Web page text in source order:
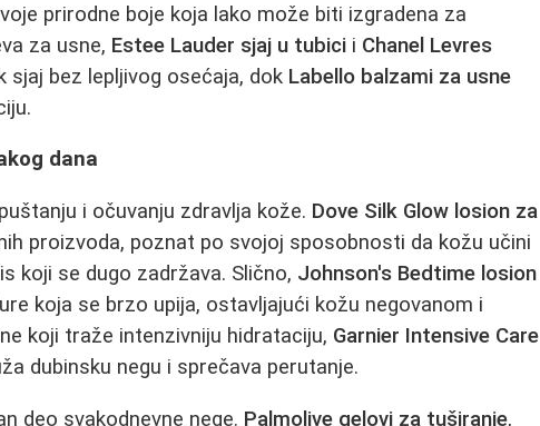
prirodne boje koja lako može biti izgradena za
za usne, Estee Lauder sjaj u tubici i Chanel Levres
sjaj bez lepljivog osećaja, dok Labello balzami za usne
dana
i očuvanju zdravlja kože. Dove Silk Glow losion za
proizvoda, poznat po svojoj sposobnosti da kožu učini
koji se dugo zadržava. Slično, Johnson's Bedtime losion
koja se brzo upija, ostavljajući kožu negovanom i
koji traže intenzivniju hidrataciju, Garnier Intensive Care
dubinsku negu i sprečava perutanje.
deo svakodnevne nege. Palmolive gelovi za tuširanje,